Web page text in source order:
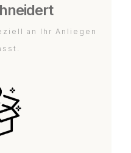
an Ihr Anliegen